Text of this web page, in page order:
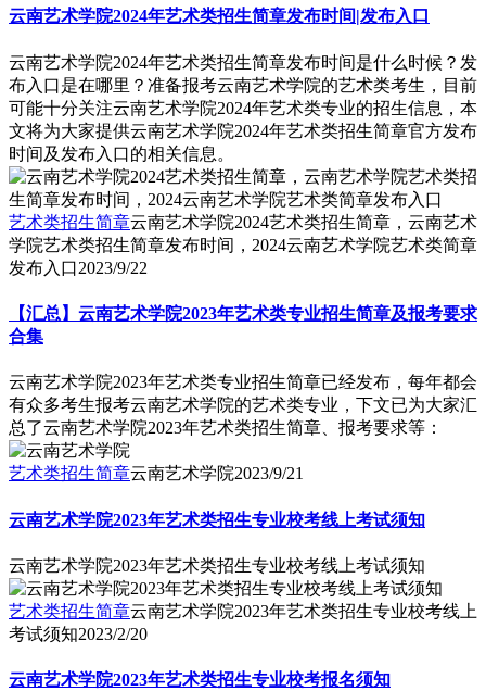
云南艺术学院2024年艺术类招生简章发布时间|发布入口
云南艺术学院2024年艺术类招生简章发布时间是什么时候？发
布入口是在哪里？准备报考云南艺术学院的艺术类考生，目前
可能十分关注云南艺术学院2024年艺术类专业的招生信息，本
文将为大家提供云南艺术学院2024年艺术类招生简章官方发布
时间及发布入口的相关信息。
艺术类招生简章云南艺术学院2024艺术类招生简章，云南艺术
学院艺术类招生简章发布时间，2024云南艺术学院艺术类简章
发布入口2023/9/22
【汇总】云南艺术学院2023年艺术类专业招生简章及报考要求
合集
云南艺术学院2023年艺术类专业招生简章已经发布，每年都会
有众多考生报考云南艺术学院的艺术类专业，下文已为大家汇
总了云南艺术学院2023年艺术类招生简章、报考要求等：
艺术类招生简章云南艺术学院2023/9/21
云南艺术学院2023年艺术类招生专业校考线上考试须知
云南艺术学院2023年艺术类招生专业校考线上考试须知
艺术类招生简章云南艺术学院2023年艺术类招生专业校考线上
考试须知2023/2/20
云南艺术学院2023年艺术类招生专业校考报名须知